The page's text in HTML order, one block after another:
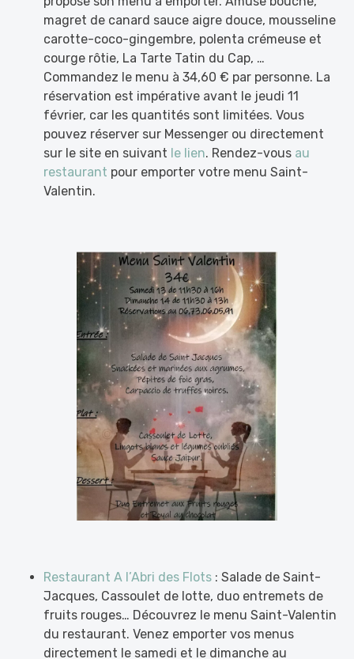
magret de canard sauce aigre douce, mousseline
carotte-coco-gingembre, polenta crémeuse et
courge rôtie, La Tarte Tatin du Cap, …
Commandez le menu à 34,60 € par personne. La
réservation est impérative avant le jeudi 11
février, car les quantités sont limitées. Vous
pouvez réserver sur Messenger ou directement
sur le site en suivant le lien. Rendez-vous au
restaurant pour emporter votre menu Saint-
Valentin.
Restaurant A l’Abri des Flots : Salade de Saint-
Jacques, Cassoulet de lotte, duo entremets de
fruits rouges… Découvrez le menu Saint-Valentin
du restaurant. Venez emporter vos menus
directement le samedi et le dimanche au